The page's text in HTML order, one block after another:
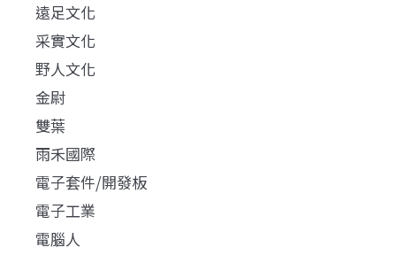
遠足文化
采實文化
野人文化
金尉
雙葉
雨禾國際
電子套件/開發板
電子工業
電腦人